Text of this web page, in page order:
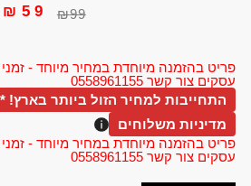
עסקים צור קשר 0558961155
₪99
₪ 59
התחייבות למחיר הזול ביותר בארץ! *
מדיניות משלוחים
עסקים צור קשר 0558961155